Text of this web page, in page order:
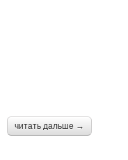
читать дальше →